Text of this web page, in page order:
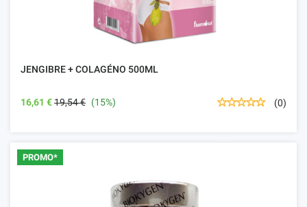
JENGIBRE + COLAGÉNO 500ML
16,61 €19,54 € (15%) (0)
PROMO*